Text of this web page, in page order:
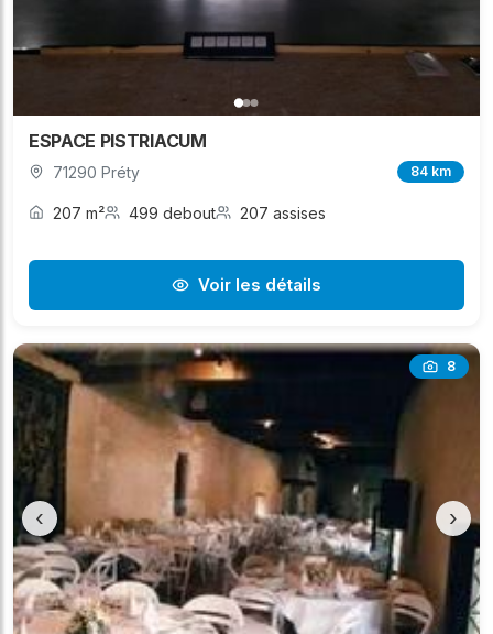
ESPACE PISTRIACUM
71290 Préty 84 km
207 m² 499 debout 207 assises
Voir les détails
8
‹ ›